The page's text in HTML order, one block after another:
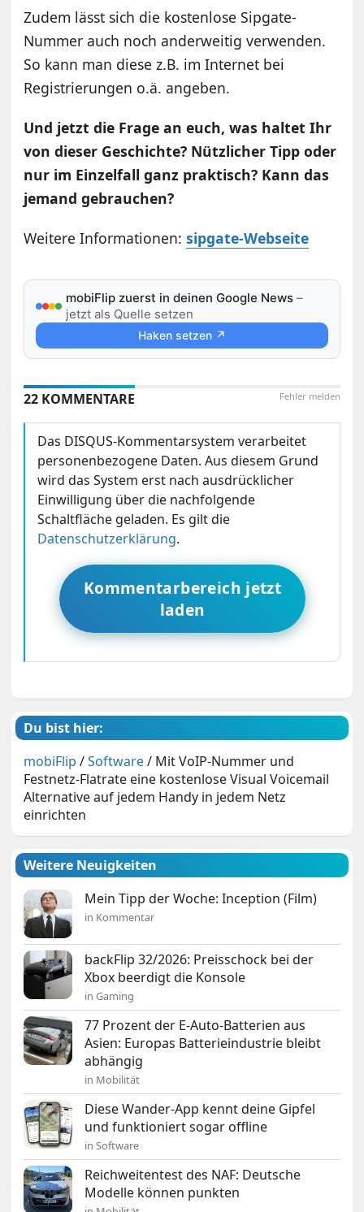
Zudem lässt sich die kostenlose Sipgate-
Nummer auch noch anderweitig verwenden.
So kann man diese z.B. im Internet bei
Registrierungen o.ä. angeben.
Und jetzt die Frage an euch, was haltet Ihr
von dieser Geschichte? Nützlicher Tipp oder
nur im Einzelfall ganz praktisch? Kann das
jemand gebrauchen?
Weitere Informationen: sipgate-Webseite
mobiFlip zuerst in deinen Google News –
jetzt als Quelle setzen
Haken setzen ↗
Fehler melden
22 KOMMENTARE
Das DISQUS-Kommentarsystem verarbeitet
personenbezogene Daten. Aus diesem Grund
wird das System erst nach ausdrücklicher
Einwilligung über die nachfolgende
Schaltfläche geladen. Es gilt die
Datenschutzerklärung.
Kommentarbereich jetzt
laden
Du bist hier:
mobiFlip /Software/ Mit VoIP-Nummer und
Festnetz-Flatrate eine kostenlose Visual Voicemail
Alternative auf jedem Handy in jedem Netz
einrichten
Weitere Neuigkeiten
Mein Tipp der Woche: Inception (Film)
in Kommentar
backFlip 32/2026: Preisschock bei der
Xbox beerdigt die Konsole
in Gaming
77 Prozent der E-Auto-Batterien aus
Asien: Europas Batterieindustrie bleibt
abhängig
in Mobilität
Diese Wander-App kennt deine Gipfel
und funktioniert sogar offline
in Software
Reichweitentest des NAF: Deutsche
Modelle können punkten